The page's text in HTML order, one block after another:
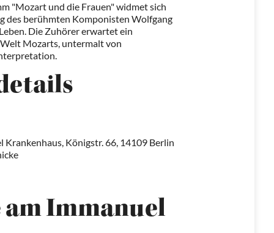
"Mozart und die Frauen" widmet sich
des berühmten Komponisten Wolfgang
Die Zuhörer erwartet ein
Mozarts, untermalt von
Krankenhaus, Königstr. 66, 14109 Berlin
Immanuel